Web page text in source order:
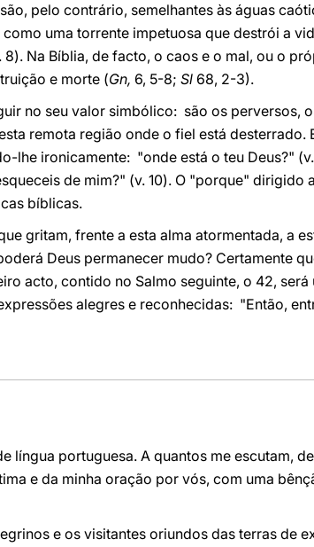
pelo contrário, semelhantes às águas
uma torrente impetuosa que destrói a
Na Bíblia, de facto, o caos e o mal, ou o
e morte (Gn, 6, 5-8; Sl 68, 2-3).
no seu valor simbólico: são os perversos,
remota região onde o fiel está desterrado.
lhe ironicamente: "onde está o teu Deus?" (v.
de mim?" (v. 10). O "porque" dirigido
bíblicas.
gritam, frente a esta alma atormentada, a
Deus permanecer mudo? Certamente
acto, contido no Salmo seguinte, o 42,
alegres e reconhecidas: "Então,
língua portuguesa. A quantos me escutam,
e da minha oração por vós, com uma
e os visitantes oriundos das terras de